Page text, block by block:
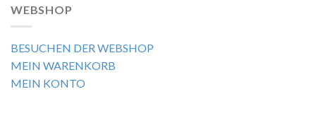
WEBSHOP
BESUCHEN DER WEBSHOP
MEIN WARENKORB
MEIN KONTO